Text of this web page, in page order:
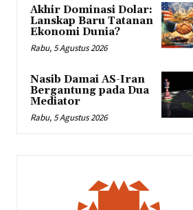
Akhir Dominasi Dolar:
Lanskap Baru Tatanan
Ekonomi Dunia?
Rabu, 5 Agustus 2026
Nasib Damai AS-Iran
Bergantung pada Dua
Mediator
Rabu, 5 Agustus 2026